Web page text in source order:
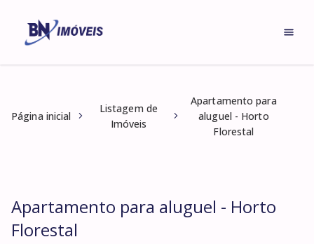
Página inicial
Listagem de
Imóveis
Apartamento para
aluguel - Horto
Florestal
Apartamento para aluguel - Horto
Florestal